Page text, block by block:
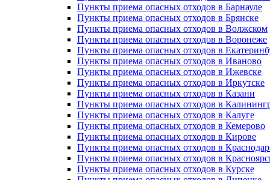
Пункты приема опасных отходов в Барнауле
Пункты приема опасных отходов в Брянске
Пункты приема опасных отходов в Волжском
Пункты приема опасных отходов в Воронеже
Пункты приема опасных отходов в
Пункты приема опасных отходов в Иваново
Пункты приема опасных отходов в Ижевске
Пункты приема опасных отходов в Иркутске
Пункты приема опасных отходов в Казани
Пункты приема опасных отходов в
Пункты приема опасных отходов в Калуге
Пункты приема опасных отходов в Кемерово
Пункты приема опасных отходов в Кирове
Пункты приема опасных отходов в
Пункты приема опасных отходов в
Пункты приема опасных отходов в Курске